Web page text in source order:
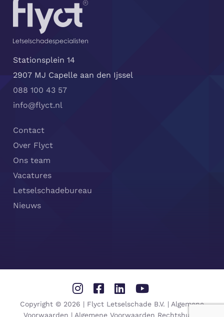
Stationsplein 14
2907 MJ Capelle aan den Ijssel
088 100 43 57
info@flyct.nl
Contact
Over Flyct
Ons team
Vacatures
Letselschadebureau
Nieuws
Copyright © 2026 | Flyct Letselschade B.V. | Algemene
Voorwaarden | Algemene Voorwaarden Rechtshulp
Delen
via
Delen
via
Delen
via
Delen
via